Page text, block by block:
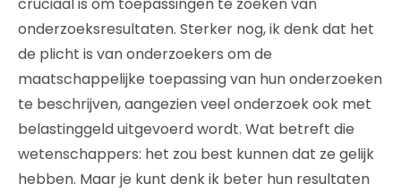
onderzoeksresultaten. Sterker nog, ik denk dat het
de plicht is van onderzoekers om de
maatschappelijke toepassing van hun onderzoeken
te beschrijven, aangezien veel onderzoek ook met
belastinggeld uitgevoerd wordt. Wat betreft die
wetenschappers: het zou best kunnen dat ze gelijk
hebben. Maar je kunt denk ik beter hun resultaten